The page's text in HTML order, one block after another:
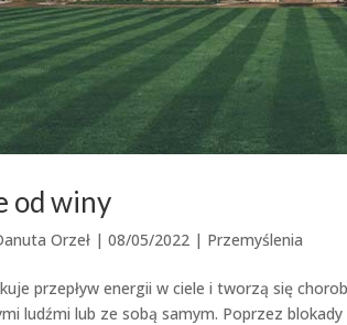
od winy
Orzeł | 08/05/2022 | Przemyślenia
przepływ energii w ciele i tworzą się
ludźmi lub ze sobą samym. Poprzez